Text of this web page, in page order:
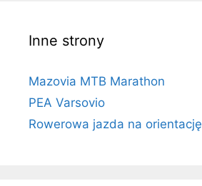
Inne strony
Mazovia MTB Marathon
PEA Varsovio
Rowerowa jazda na orientację